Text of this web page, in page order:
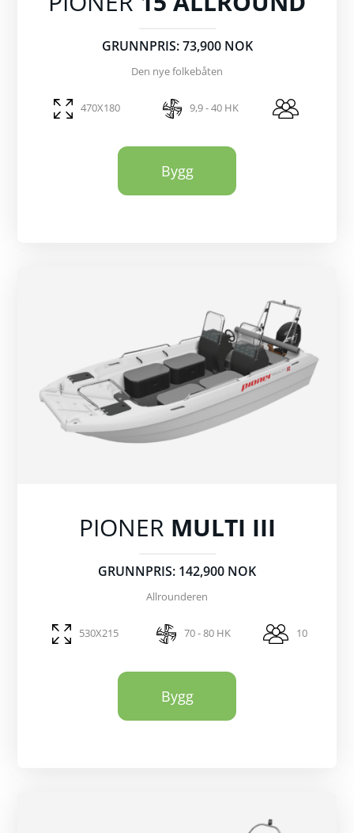
GRUNNPRIS: 73,900 NOK
Den nye folkebåten
470X180 9,9 - 40 HK
Bygg
PIONER MULTI III
GRUNNPRIS: 142,900 NOK
Allrounderen
530X215 70 - 80 HK 10
Bygg